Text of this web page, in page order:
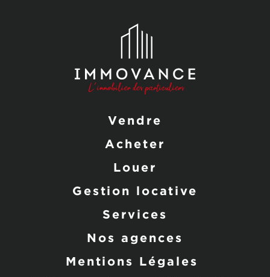
Vendre
Acheter
Louer
Gestion locative
Services
Nos agences
Mentions Légales